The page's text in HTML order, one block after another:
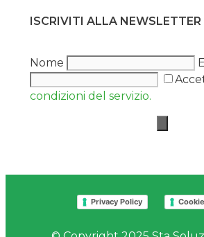
ISCRIVITI ALLA NEWSLETTER
Nome
condizioni del servizio.
Privacy Policy